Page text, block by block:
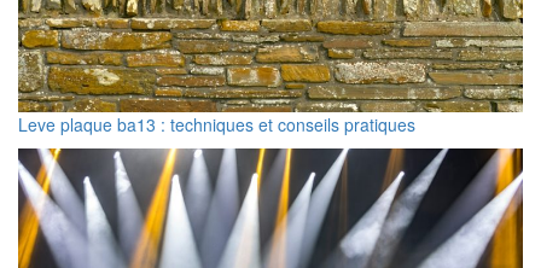
Leve plaque ba13 : techniques et conseils pratiques